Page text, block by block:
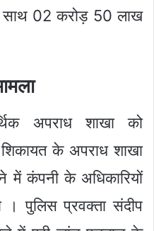
02 करोड़ 50 लाख
अपराध शाखा को
के अपराध शाखा
में कंपनी के अधिकारियों
पुलिस प्रवक्ता संदीप